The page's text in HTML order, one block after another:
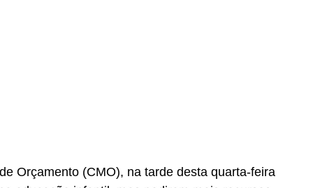
Orçamento (CMO), na tarde desta quarta-feira